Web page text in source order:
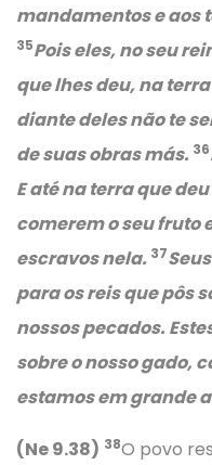
mandamentos e aos
35Pois eles, no seu
que lhes deu, na
diante deles não te
de suas obras más. 36
E até na terra que
comerem o seu fruto
escravos nela. 37
para os reis que pôs
nossos pecados.
sobre o nosso gado,
estamos em grande
(Ne 9.38) 38O povo